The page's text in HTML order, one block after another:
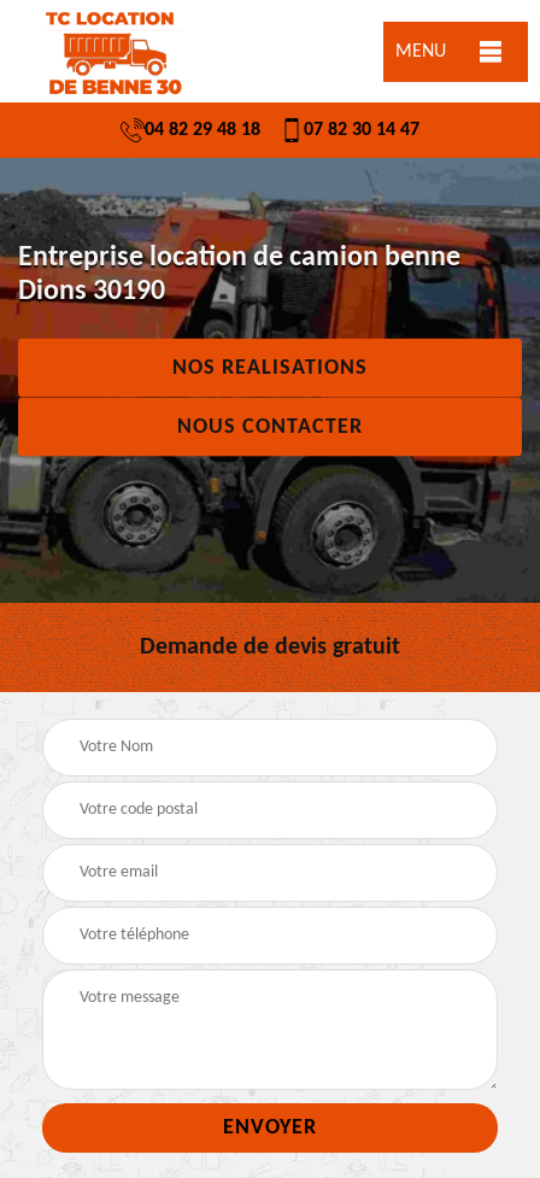
MENU
04 82 29 48 18 07 82 30 14 47
Entreprise location de camion benne
Dions 30190
NOS REALISATIONS
NOUS CONTACTER
Demande de devis gratuit